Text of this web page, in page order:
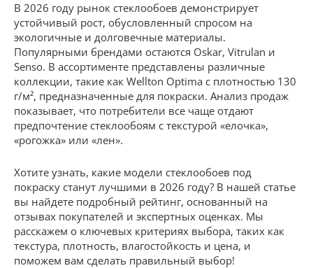
В 2026 году рынок стеклообоев демонстрирует
устойчивый рост, обусловленный спросом на
экологичные и долговечные материалы.
Популярными брендами остаются Oskar, Vitrulan и
Senso. В ассортименте представлены различные
коллекции, такие как Wellton Optima с плотностью 130
г/м², предназначенные для покраски. Анализ продаж
показывает, что потребители все чаще отдают
предпочтение стеклообоям с текстурой «елочка»,
«рогожка» или «лен».
Хотите узнать, какие модели стеклообоев под
покраску станут лучшими в 2026 году? В нашей статье
вы найдете подробный рейтинг, основанный на
отзывах покупателей и экспертных оценках. Мы
расскажем о ключевых критериях выбора, таких как
текстура, плотность, влагостойкость и цена, и
поможем вам сделать правильный выбор!